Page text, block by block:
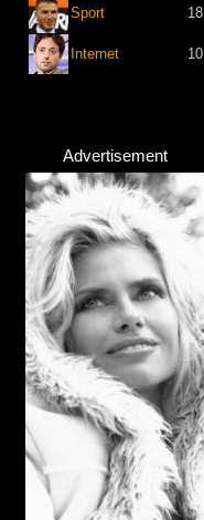
Sport 18
Internet 10
Advertisement